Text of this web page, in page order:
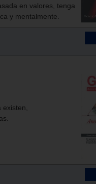
en valores, tenga
y mentalmente.
existen,